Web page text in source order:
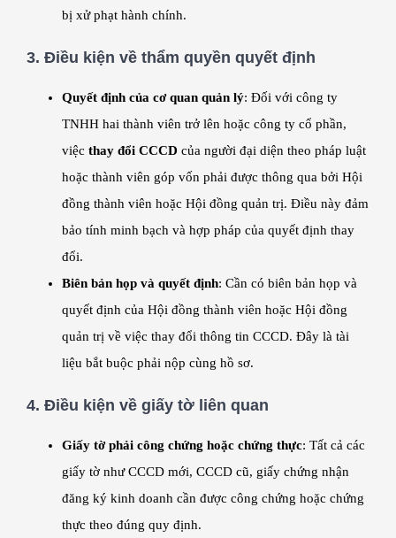
bị xử phạt hành chính.
3. Điều kiện về thẩm quyền quyết định
Quyết định của cơ quan quản lý: Đối với công ty
TNHH hai thành viên trở lên hoặc công ty cổ phần,
việc thay đổi CCCD của người đại diện theo pháp luật
hoặc thành viên góp vốn phải được thông qua bởi Hội
đồng thành viên hoặc Hội đồng quản trị. Điều này đảm
bảo tính minh bạch và hợp pháp của quyết định thay
đổi.
Biên bản họp và quyết định: Cần có biên bản họp và
quyết định của Hội đồng thành viên hoặc Hội đồng
quản trị về việc thay đổi thông tin CCCD. Đây là tài
liệu bắt buộc phải nộp cùng hồ sơ.
4. Điều kiện về giấy tờ liên quan
Giấy tờ phải công chứng hoặc chứng thực: Tất cả các
giấy tờ như CCCD mới, CCCD cũ, giấy chứng nhận
đăng ký kinh doanh cần được công chứng hoặc chứng
thực theo đúng quy định.